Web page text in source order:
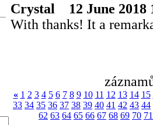
Crystal
12 June 2018
With thanks! It a
« 1 2 3 4 5 6 7 8 9 10 11 12 13 14 15
33 34 35 36 37 38 39 40 41 42 43 44
62 63 64 65 66 67 68 69 70 71